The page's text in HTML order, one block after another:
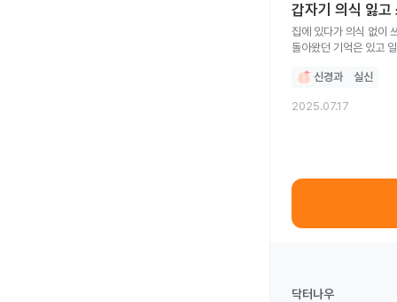
갑자기 의식 잃
집에 있다가 의식 없이
돌아왔던 기억은 있고 일어났을 때는 그냥 자다
한데…신경과 실신
2025.07.17
닥터나우